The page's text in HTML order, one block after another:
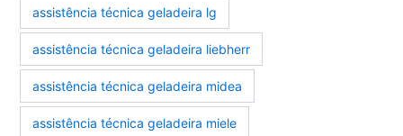
assistência técnica geladeira lg
assistência técnica geladeira liebherr
assistência técnica geladeira midea
assistência técnica geladeira miele